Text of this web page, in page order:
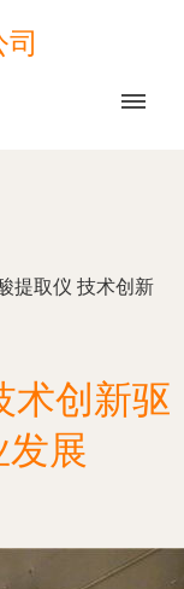
提取仪 技术创新
术创新驱
展